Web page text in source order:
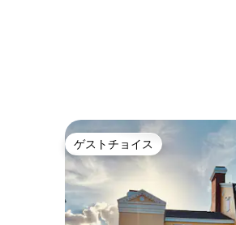
ゲストチョイス
ゲストチョイス